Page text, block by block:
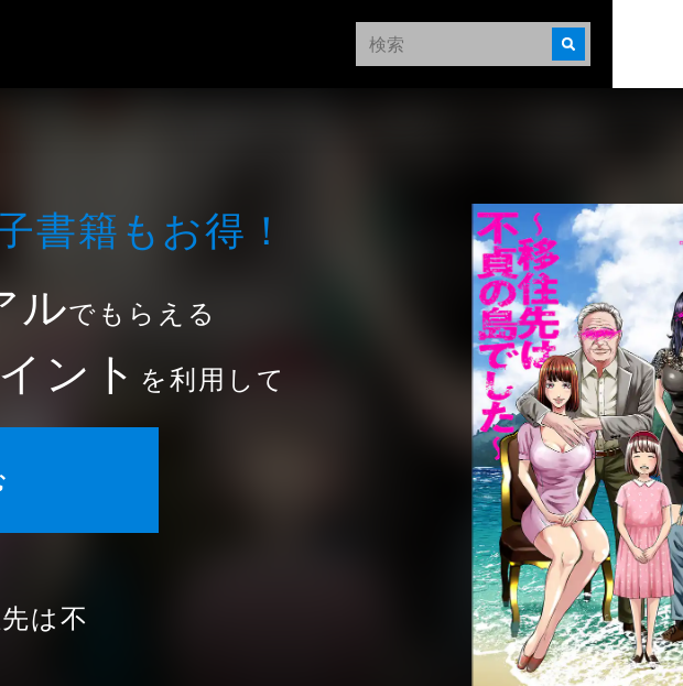
書籍もお得！
ルでもらえる
ント を利用して
は不